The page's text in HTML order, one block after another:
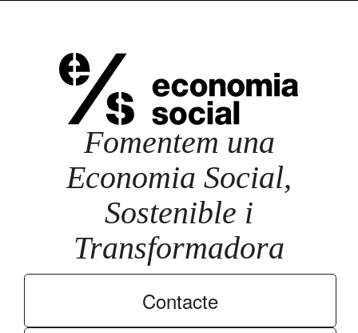
Fomentem una
Economia Social,
Sostenible i
Transformadora
Contacte